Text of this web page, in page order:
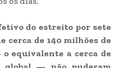
do estreito por sete
cerca de 140 milhões de
equivalente a cerca de